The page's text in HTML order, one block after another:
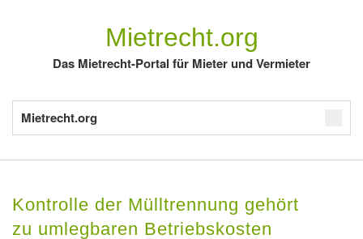
Mietrecht.org
Das Mietrecht-Portal für Mieter und Vermieter
Mietrecht.org
Kontrolle der Mülltrennung gehört
zu umlegbaren Betriebskosten